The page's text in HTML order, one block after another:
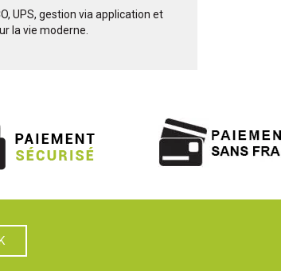
UPS, gestion via application et
la vie moderne.